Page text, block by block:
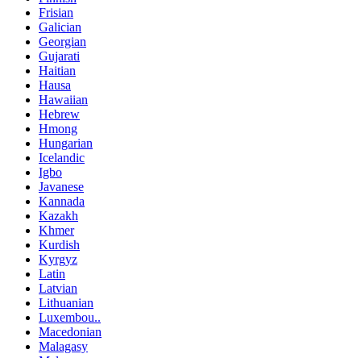
Frisian
Galician
Georgian
Gujarati
Haitian
Hausa
Hawaiian
Hebrew
Hmong
Hungarian
Icelandic
Igbo
Javanese
Kannada
Kazakh
Khmer
Kurdish
Kyrgyz
Latin
Latvian
Lithuanian
Luxembou..
Macedonian
Malagasy